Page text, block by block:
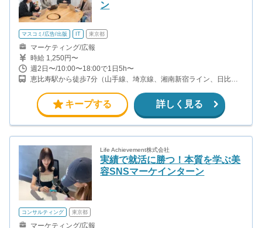
ン
マスコミ/広告/出版 IT 東京都
マーケティング/広報
時給 1,250円〜
週2日〜/10:00〜18:00で1日5h〜
恵比寿駅から徒歩7分（山手線、埼京線、湘南新宿ライン、日比谷
キープする 詳しく見る
Life Achievement株式会社
実績で就活に勝つ！本質を学ぶ美
容SNSマーケインターン
コンサルティング 東京都
マーケティング/広報